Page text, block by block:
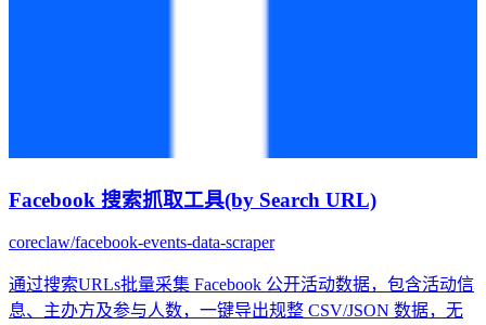
Facebook 搜索抓取工具(by Search URL)
coreclaw/facebook-events-data-scraper
通过搜索URLs批量采集 Facebook 公开活动数据，包含活动信
息、主办方及参与人数，一键导出规整 CSV/JSON 数据，无